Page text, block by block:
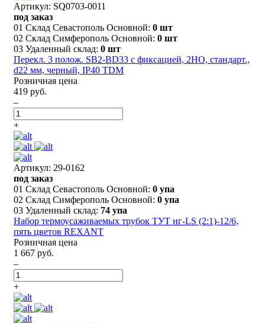
Артикул: SQ0703-0011
под заказ
01 Склад Севастополь Основной: 0 шт
02 Склад Симферополь Основной: 0 шт
03 Удаленный склад: 0 шт
Перекл. 3 полож. SB2-BD33 с фиксацией, 2НО, стандарт.,
d22 мм, черный, IP40 TDM
Розничная цена
419 руб.
–
+
Артикул: 29-0162
под заказ
01 Склад Севастополь Основной: 0 упа
02 Склад Симферополь Основной: 0 упа
03 Удаленный склад: 74 упа
Набор термоусаживаемых трубок ТУТ нг-LS (2:1)-12/6,
пять цветов REXANT
Розничная цена
1 667 руб.
–
+